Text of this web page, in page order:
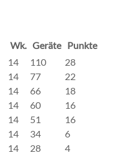
Wk. Geräte Punkte
14 110
28
14 77
22
14 66
18
14 60
16
14 51
16
14 34
6
14 28
4